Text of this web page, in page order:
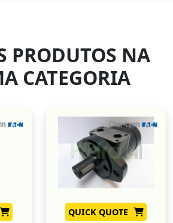
PRODUTOS NA
CATEGORIA
QUICK QUOTE